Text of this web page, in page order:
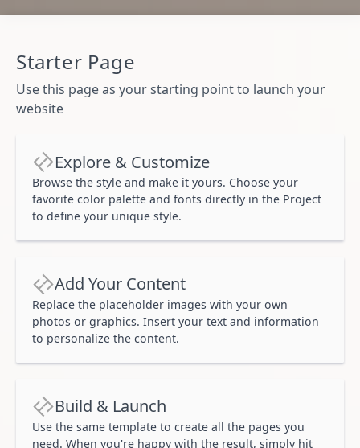
Starter Page
Use this page as your starting point to launch your
website
Explore & Customize
Browse the style and make it yours. Choose your
favorite color palette and fonts directly in the Project
to define your unique style.
Add Your Content
Replace the placeholder images with your own
photos or graphics. Insert your text and information
to personalize the content.
Build & Launch
Use the same template to create all the pages you
need. When you're happy with the result, simply hit